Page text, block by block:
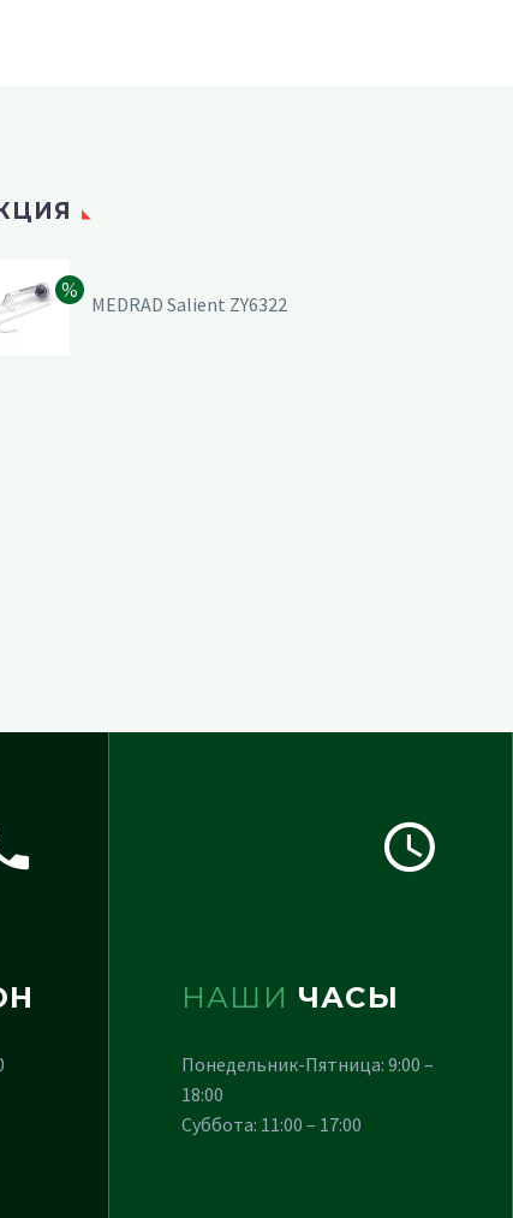
MEDRAD Salient ZY6322
НАШИ ЧАСЫ
Понедельник-Пятница: 9:00 –
18:00
Суббота: 11:00 – 17:00